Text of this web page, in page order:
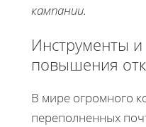
кампании.
Инструменты и
повышения
В мире огромного
переполненных